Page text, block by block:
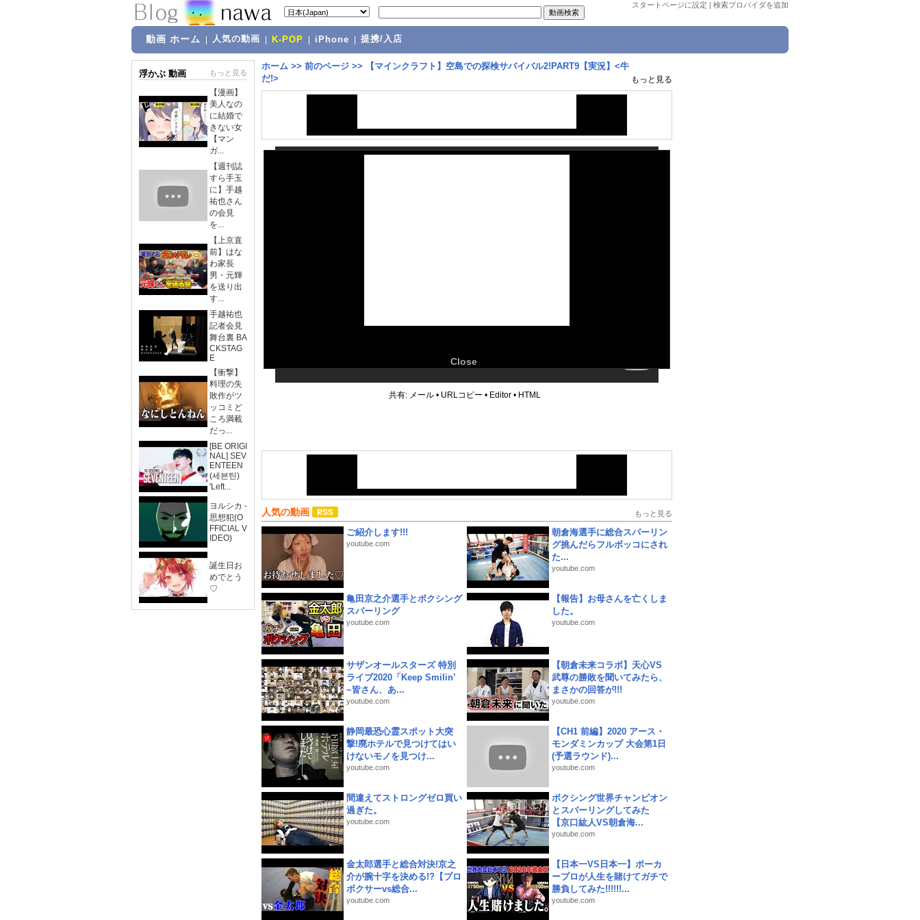
スタートページに設定 | 検索プロバイダを追加
動画 ホーム 人気の動画 K-POP iPhone 提携/入店
浮かぶ 動画 もっと見る
【漫画】
美人なの
に結婚で
きない女
【マン
ガ...
【週刊誌
すら手玉
に】手越
祐也さん
の会見
を...
【上京直
前】はな
わ家長
男・元輝
を送り出
す...
手越祐也
記者会見
舞台裏 BA
CKSTAG
E
【衝撃】
料理の失
敗作がツ
ッコミど
ころ満載
だっ...
[BE ORIGI
NAL] SEV
ENTEEN
(세븐틴)
'Left...
ヨルシカ -
思想犯(O
FFICIAL V
IDEO)
誕生日お
めでとう
♡
ホーム >> 前のページ >>
【マインクラフト】空島での探検サバイバル2!PART9【実況】<牛
だ!>
もっと見る
Close
共有: メール • URLコピー • Editor • HTML
人気の動画 もっと見る
ご紹介します!!!
youtube.com
朝倉海選手に総合スパーリン
グ挑んだらフルボッコにされ
た...
youtube.com
亀田京之介選手とボクシング
スパーリング
youtube.com
【報告】お母さんを亡くしま
した。
youtube.com
サザンオールスターズ 特別
ライブ2020「Keep Smilin’
~皆さん、あ...
youtube.com
【朝倉未来コラボ】天心VS
武尊の勝敗を聞いてみたら、
まさかの回答が!!!
youtube.com
静岡最恐心霊スポット大突
撃!廃ホテルで見つけてはい
けないモノを見つけ...
youtube.com
【CH1 前編】2020 アース・
モンダミンカップ 大会第1日
(予選ラウンド)...
youtube.com
間違えてストロングゼロ買い
過ぎた。
youtube.com
ボクシング世界チャンピオン
とスパーリングしてみた
【京口紘人VS朝倉海...
youtube.com
金太郎選手と総合対決!京之
介が腕十字を決める!?【プロ
ボクサーvs総合...
youtube.com
【日本一VS日本一】ポーカ
ープロが人生を賭けてガチで
勝負してみた!!!!!!...
youtube.com